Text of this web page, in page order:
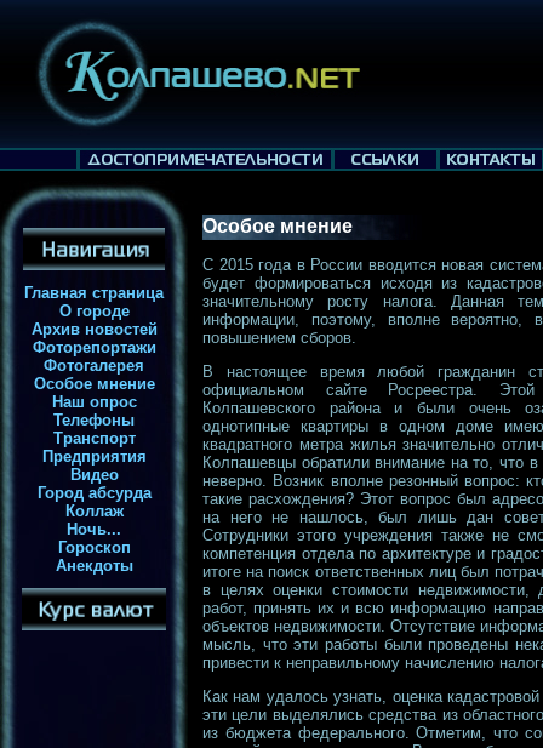
Главная страница
О городе
Архив новостей
Фоторепортажи
Фотогалерея
Особое мнение
Наш опрос
Телефоны
Транспорт
Предприятия
Видео
Город абсурда
Коллаж
Ночь...
Гороскоп
Анекдоты
Особое мнение
С 2015 года в России вводится новая
будет формироваться исходя из
значительному росту налога. Данная
информации, поэтому, вполне
повышением сборов.
В настоящее время любой гражданин
официальном сайте Росреестра. Этой
Колпашевского района и были очень
однотипные квартиры в одном доме
квадратного метра жилья значительно
Колпашевцы обратили внимание на то, что
неверно. Возник вполне резонный вопрос:
такие расхождения? Этот вопрос был
на него не нашлось, был лишь дан
Сотрудники этого учреждения также не
компетенция отдела по архитектуре и
итоге на поиск ответственных лиц был
в целях оценки стоимости
работ, принять их и всю информацию
объектов недвижимости. Отсутствие
мысль, что эти работы были проведены
привести к неправильному начислению
Как нам удалось узнать, оценка
эти цели выделялись средства из
из бюджета федерального. Отметим, что